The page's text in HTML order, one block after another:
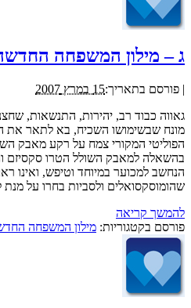
ג – מילון המשפחה
| פורסם בתאריך:15 במרץ 2007
גאווה כבוד רב, יהירות, התנשאות,
מונח שבשימושו השכיח, בא לתאר את
הפוליטי המקורי צמח על רקע מאבק
בהשאלה למאבק השולל הטרו סקסיזם
הנחשב למכוער במיוחד וטיפש, ואינו
שהומוסקסואלים ולסביות בחרו על
להמשך קריאה
פורסם בקטגוריות: מילון המשפחה